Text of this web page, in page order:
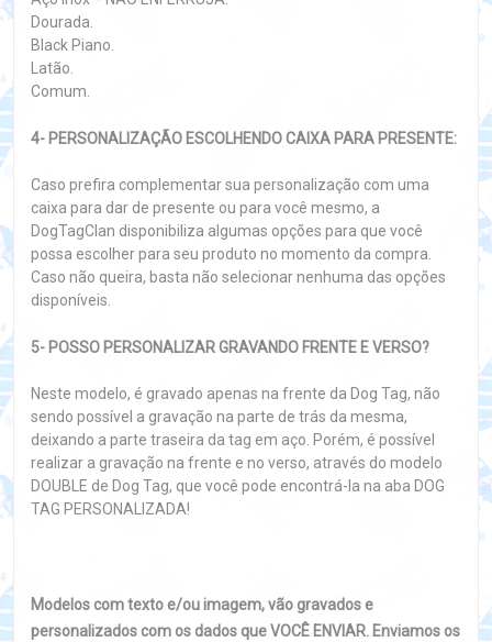
Dourada.
Black Piano.
Latão.
Comum.
4- PERSONALIZAÇÃO ESCOLHENDO CAIXA PARA PRESENTE:
Caso prefira complementar sua personalização com uma
caixa para dar de presente ou para você mesmo, a
DogTagClan disponibiliza algumas opções para que você
possa escolher para seu produto no momento da compra.
Caso não queira, basta não selecionar nenhuma das opções
disponíveis.
5- POSSO PERSONALIZAR GRAVANDO FRENTE E VERSO?
Neste modelo, é gravado apenas na frente da Dog Tag, não
sendo possível a gravação na parte de trás da mesma,
deixando a parte traseira da tag em aço. Porém, é possível
realizar a gravação na frente e no verso, através do modelo
DOUBLE de Dog Tag, que você pode encontrá-la na aba DOG
TAG PERSONALIZADA!
Modelos com texto e/ou imagem, vão gravados e
personalizados com os dados que VOCÊ ENVIAR. Enviamos os